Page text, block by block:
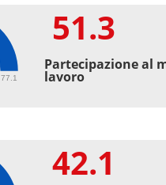
77.1
51.3
Partecipazione al
lavoro
42.1